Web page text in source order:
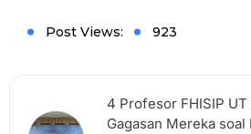
Post Views: 923
4 Profesor FHISIP
Gagasan Mereka soal